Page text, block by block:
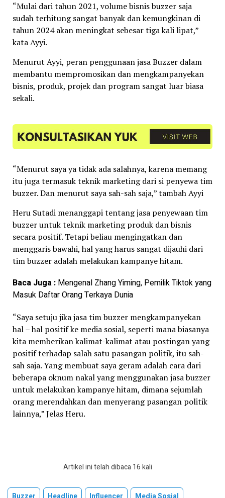
“Mulai dari tahun 2021, volume bisnis buzzer saja
sudah terhitung sangat banyak dan kemungkinan di
tahun 2024 akan meningkat sebesar tiga kali lipat,”
kata Ayyi.
Menurut Ayyi, peran penggunaan jasa Buzzer dalam
membantu mempromosikan dan mengkampanyekan
bisnis, produk, projek dan program sangat luar biasa
sekali.
“Menurut saya ya tidak ada salahnya, karena memang
itu juga termasuk teknik marketing dari si penyewa tim
buzzer. Dan menurut saya sah-sah saja,” tambah Ayyi
Heru Sutadi menanggapi tentang jasa penyewaan tim
buzzer untuk teknik marketing produk dan bisnis
secara positif. Tetapi beliau mengingatkan dan
menggaris bawahi, hal yang harus sangat dijauhi dari
tim buzzer adalah melakukan kampanye hitam.
Baca Juga : Mengenal Zhang Yiming, Pemilik Tiktok yang
Masuk Daftar Orang Terkaya Dunia
“Saya setuju jika jasa tim buzzer mengkampanyekan
hal – hal positif ke media sosial, seperti mana biasanya
kita memberikan kalimat-kalimat atau postingan yang
positif terhadap salah satu pasangan politik, itu sah-
sah saja. Yang membuat saya geram adalah cara dari
beberapa oknum nakal yang menggunakan jasa buzzer
untuk melakukan kampanye hitam, dimana sejumlah
orang merendahkan dan menyerang pasangan politik
lainnya,” Jelas Heru.
Artikel ini telah dibaca 16 kali